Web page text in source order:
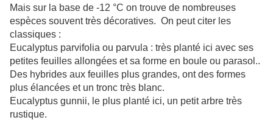
Mais sur la base de -12 °C on trouve de nombreuses
espèces souvent très décoratives. On peut citer les
classiques :
Eucalyptus parvifolia ou parvula : très planté ici avec ses
petites feuilles allongées et sa forme en boule ou parasol..
Des hybrides aux feuilles plus grandes, ont des formes
plus élancées et un tronc très blanc.
Eucalyptus gunnii, le plus planté ici, un petit arbre très
rustique.